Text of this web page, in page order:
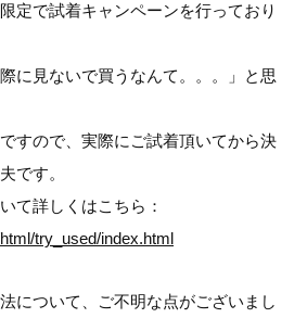
定で試着キャンペーンを行っており
に見ないで買うなんて。。。」と思
すので、実際にご試着頂いてから決
です。
て詳しくはこちら：
try_used/index.html
について、ご不明な点がございまし